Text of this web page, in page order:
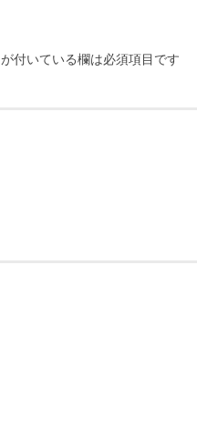
が付いている欄は必須項目です